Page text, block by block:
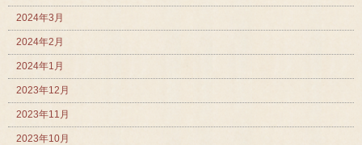
2024年3月
2024年2月
2024年1月
2023年12月
2023年11月
2023年10月